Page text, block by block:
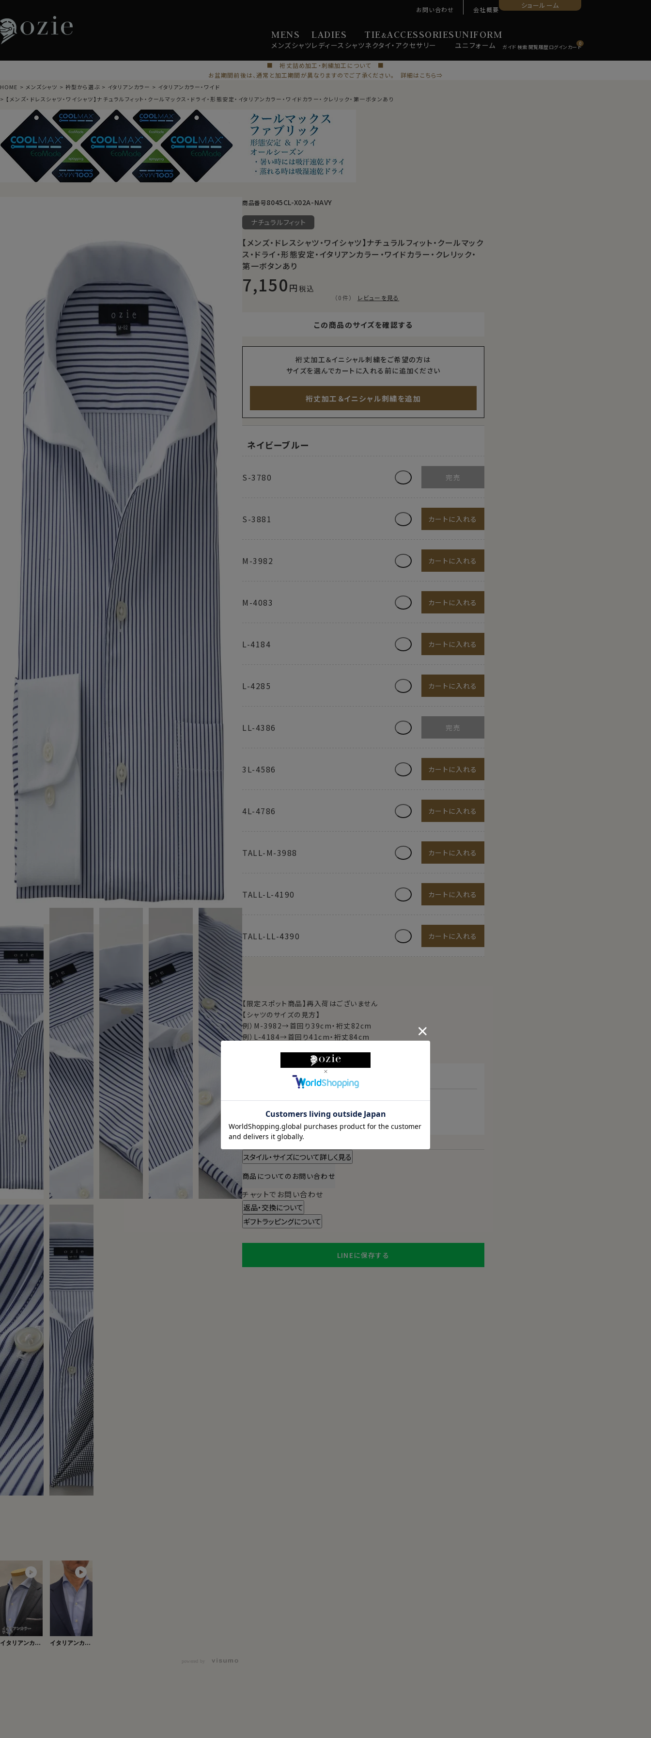
MENS
メンズシャツ
LADIES
レディース シャツ
TIE&ACCESSORIES
ネクタイ・ アクセサリー
UNIFORM
ユニ フォーム
お問い合わせ 会社概要 ショールーム
0
■ 裄丈詰め加工・刺繍加工について ■
お盆期間前後は、通常と加工期間が異なりますのでご了承ください。 詳細はこちら⇒
HOME メンズシャツ 衿型から選ぶ イタリアンカラー
イタリアンカラー・ワイド
【メンズ・ドレスシャツ・ワイシャツ】ナチュラルフィット・クールマックス・ドライ・形態安定・イタリアンカラー・ワイドカラー・クレリック・第一ボタンあり
イタリアンカラ
イタリアンカラ
powered by
商品番号8045CL-X02A-NAVY
ナチュラルフィット
【メンズ・ドレスシャツ・ワイシャツ】ナチュラルフィット・クールマック
ス・ドライ・形態安定・イタリアンカラー・ワイドカラー・クレリック・
第一ボタンあり
7,150 税込
（0件） レビューを見る
この商品のサイズを確認する
裄丈加工＆イニシャル刺繍をご希望の方は
サイズを選んでカートに入れる前に追加ください
裄丈加工＆イニシャル刺繍を追加
ネイビーブルー
S-3780
S-3881 カートに入れる
M-3982 カートに入れる
M-4083 カートに入れる
L-4184 カートに入れる
L-4285 カートに入れる
LL-4386
3L-4586 カートに入れる
4L-4786 カートに入れる
TALL-M-3988 カートに入れる
TALL-L-4190 カートに入れる
TALL-LL-4390 カートに入れる
【限定スポット商品】再入荷はございません
【シャツのサイズの見方】
例）M-3982→首回り39cm・裄丈82cm
例）L-4184→首回り41cm・裄丈84cm
明日13時00分までのご注文で
2026/08/08（土） に宅配便でお届けします。
（※裄丈加工・刺繍がある場合は除く）
変更
スタイル・サイズについて詳しく見る
商品についてのお問い合わせ
チャットでお問い合わせ
返品・交換について
ギフトラッピングについて
LINEに保存する